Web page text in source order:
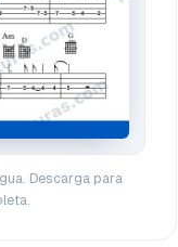
Descarga para